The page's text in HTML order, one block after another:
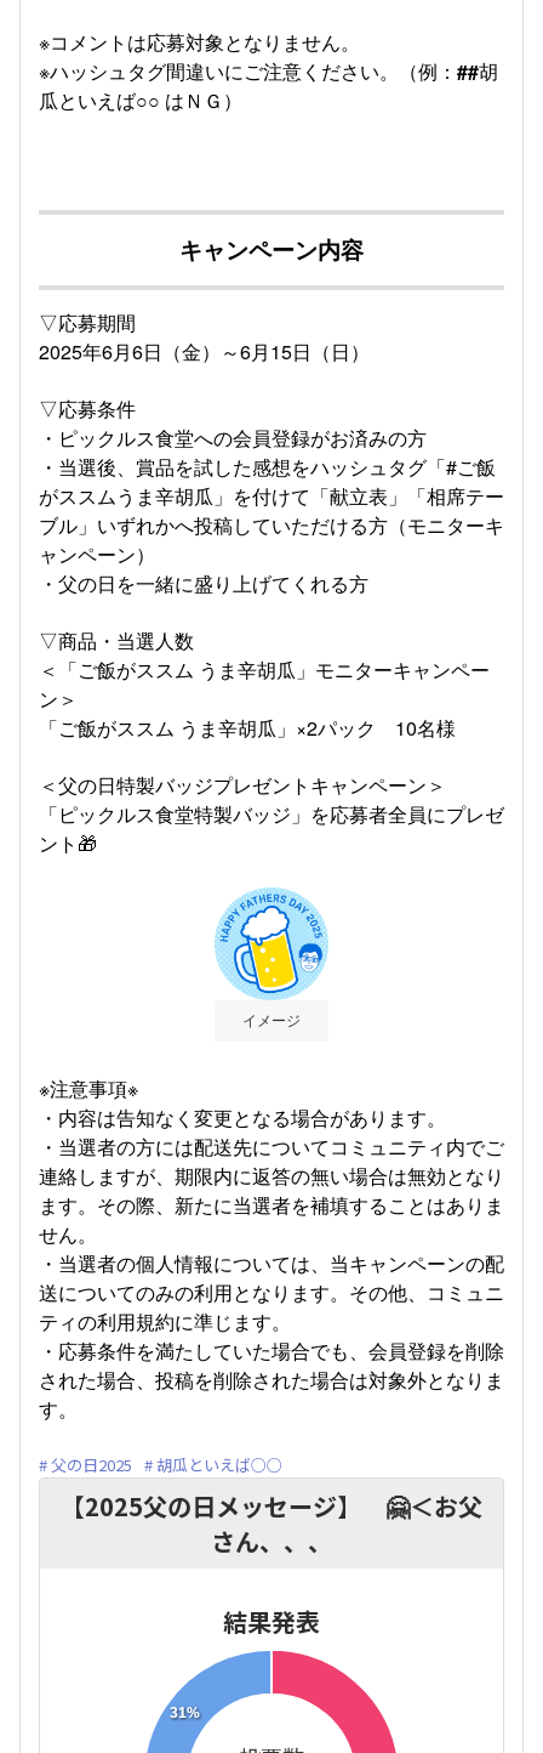
※コメントは応募対象となりません。
※ハッシュタグ間違いにご注意ください。（例： ##胡
瓜といえば○○ はＮＧ）
キャンペーン内容
▽応募期間
2025年6月6日（金）～6月15日（日）
▽応募条件
・ピックルス食堂への会員登録がお済みの方
・当選後、賞品を試した感想をハッシュタグ「#ご飯
がススムうま辛胡瓜」を付けて「献立表」「相席テー
ブル」いずれかへ投稿していただける方（モニターキ
ャンペーン）
・父の日を一緒に盛り上げてくれる方
▽商品・当選人数
＜「ご飯がススム うま辛胡瓜」モニターキャンペー
ン＞
「ご飯がススム うま辛胡瓜」×2パック 10名様
＜父の日特製バッジプレゼントキャンペーン＞
「ピックルス食堂特製バッジ」を応募者全員にプレゼ
ント🎁
イメージ
※注意事項※
・内容は告知なく変更となる場合があります。
・当選者の方には配送先についてコミュニティ内でご
連絡しますが、期限内に返答の無い場合は無効となり
ます。その際、新たに当選者を補填することはありま
せん。
・当選者の個人情報については、当キャンペーンの配
送についてのみの利用となります。その他、コミュニ
ティの利用規約に準じます。
・応募条件を満たしていた場合でも、会員登録を削除
された場合、投稿を削除された場合は対象外となりま
す。
父の日2025 胡瓜といえば○○
【2025父の日メッセージ】 🤗＜お父
さん、、、
結果発表
31%